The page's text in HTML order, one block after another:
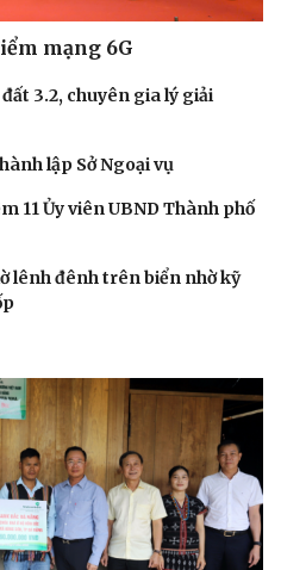
mạng 6G
3.2, chuyên gia lý giải
lập Sở Ngoại vụ
11 Ủy viên UBND Thành phố
lênh đênh trên biển nhờ kỹ